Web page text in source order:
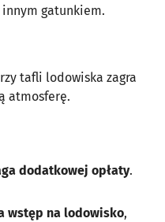
innym gatunkiem.
tafli lodowiska zagra
atmosferę.
dodatkowej opłaty.
wstęp na lodowisko,